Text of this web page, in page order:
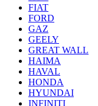
FIAT
FORD
GAZ
GEELY
GREAT WALL
HAIMA
HAVAL
HONDA
HYUNDAI
INFINITI